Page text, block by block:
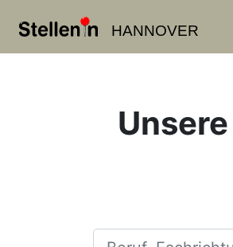
HANNOVER
Beruf, Fachrichtung,